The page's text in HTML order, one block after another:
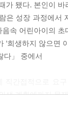
가 됐다. 본인이
은 성장 과정에서
속 어린아이의
‘희생하지 않으면
다」 중에서
생 계획에까지 문